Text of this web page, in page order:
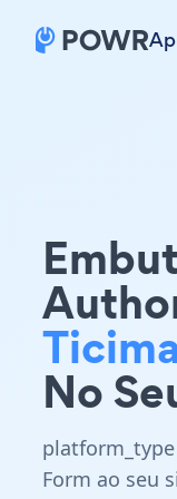
No
Form ao seu